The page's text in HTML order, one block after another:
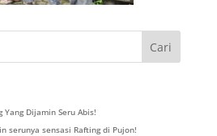
Dijamin Seru Abis!
serunya sensasi Rafting di Pujon!